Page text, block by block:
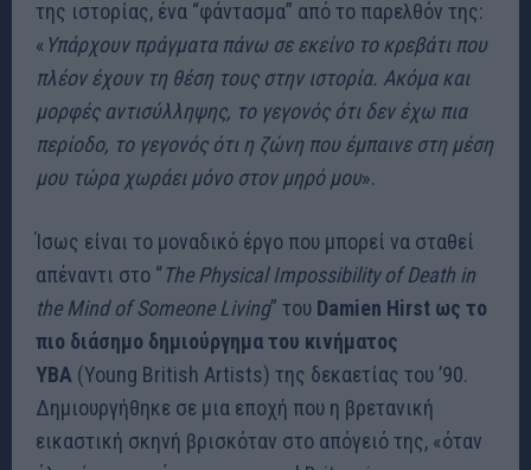
της ιστορίας, ένα “φάντασμα” από το παρελθόν της:
« Υπάρχουν πράγματα πάνω σε εκείνο το κρεβάτι που
πλέον έχουν τη θέση τους στην ιστορία. Ακόμα και
μορφές αντισύλληψης, το γεγονός ότι δεν έχω πια
περίοδο, το γεγονός ότι η ζώνη που έμπαινε στη μέση
μου τώρα χωράει μόνο στον μηρό μου».
Ίσως είναι το μοναδικό έργο που μπορεί να σταθεί
απέναντι στο “The Physical Impossibility of Death in
the Mind of Someone Living” του Damien Hirst ως το
πιο διάσημο δημιούργημα του κινήματος
YBA (Young British Artists) της δεκαετίας του ’90.
Δημιουργήθηκε σε μια εποχή που η βρετανική
εικαστική σκηνή βρισκόταν στο απόγειό της, «όταν